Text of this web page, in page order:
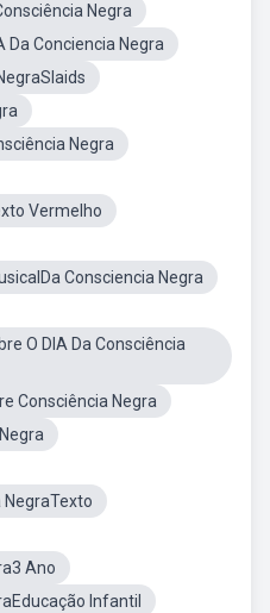
Negra
Da Conciencia Negra
Negra
Vermelho
Consciencia Negra
O DIA Da Consciência
Consciência Negra
NegraTexto
Ano
Infantil